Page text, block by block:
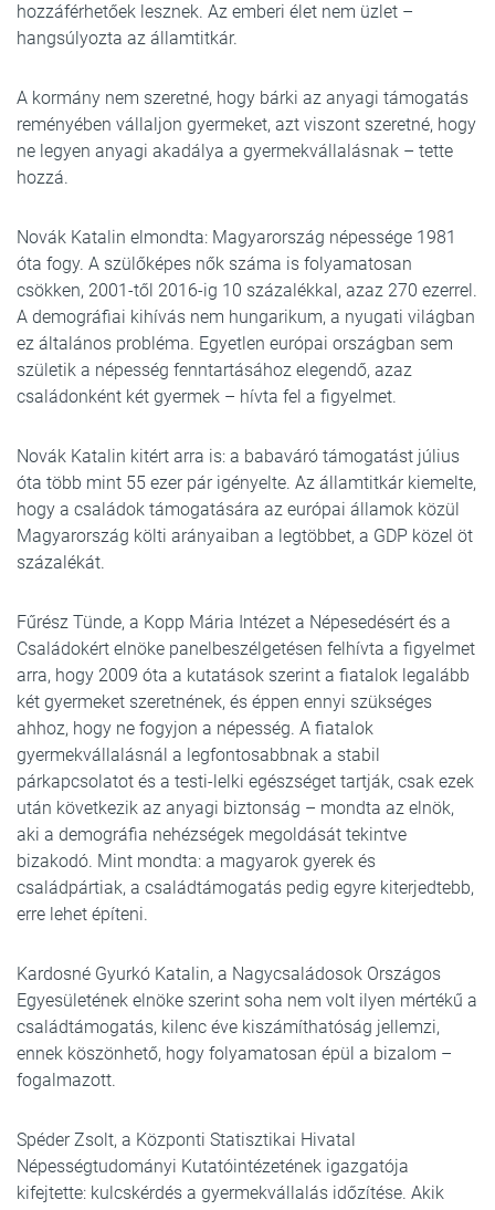
hozzáférhetőek lesznek. Az emberi élet nem üzlet –
hangsúlyozta az államtitkár.
A kormány nem szeretné, hogy bárki az anyagi támogatás
reményében vállaljon gyermeket, azt viszont szeretné, hogy
ne legyen anyagi akadálya a gyermekvállalásnak – tette
hozzá.
Novák Katalin elmondta: Magyarország népessége 1981
óta fogy. A szülőképes nők száma is folyamatosan
csökken, 2001-től 2016-ig 10 százalékkal, azaz 270 ezerrel.
A demográfiai kihívás nem hungarikum, a nyugati világban
ez általános probléma. Egyetlen európai országban sem
születik a népesség fenntartásához elegendő, azaz
családonként két gyermek – hívta fel a figyelmet.
Novák Katalin kitért arra is: a babaváró támogatást július
óta több mint 55 ezer pár igényelte. Az államtitkár kiemelte,
hogy a családok támogatására az európai államok közül
Magyarország költi arányaiban a legtöbbet, a GDP közel öt
százalékát.
Fűrész Tünde, a Kopp Mária Intézet a Népesedésért és a
Családokért elnöke panelbeszélgetésen felhívta a figyelmet
arra, hogy 2009 óta a kutatások szerint a fiatalok legalább
két gyermeket szeretnének, és éppen ennyi szükséges
ahhoz, hogy ne fogyjon a népesség. A fiatalok
gyermekvállalásnál a legfontosabbnak a stabil
párkapcsolatot és a testi-lelki egészséget tartják, csak ezek
után következik az anyagi biztonság – mondta az elnök,
aki a demográfia nehézségek megoldását tekintve
bizakodó. Mint mondta: a magyarok gyerek és
családpártiak, a családtámogatás pedig egyre kiterjedtebb,
erre lehet építeni.
Kardosné Gyurkó Katalin, a Nagycsaládosok Országos
Egyesületének elnöke szerint soha nem volt ilyen mértékű a
családtámogatás, kilenc éve kiszámíthatóság jellemzi,
ennek köszönhető, hogy folyamatosan épül a bizalom –
fogalmazott.
Spéder Zsolt, a Központi Statisztikai Hivatal
Népességtudományi Kutatóintézetének igazgatója
kifejtette: kulcskérdés a gyermekvállalás időzítése. Akik